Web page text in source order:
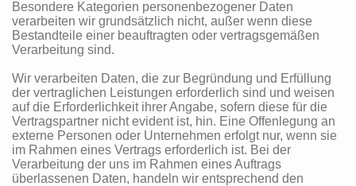
Besondere Kategorien personenbezogener Daten
verarbeiten wir grundsätzlich nicht, außer wenn diese
Bestandteile einer beauftragten oder vertragsgemäßen
Verarbeitung sind.
Wir verarbeiten Daten, die zur Begründung und Erfüllung
der vertraglichen Leistungen erforderlich sind und weisen
auf die Erforderlichkeit ihrer Angabe, sofern diese für die
Vertragspartner nicht evident ist, hin. Eine Offenlegung an
externe Personen oder Unternehmen erfolgt nur, wenn sie
im Rahmen eines Vertrags erforderlich ist. Bei der
Verarbeitung der uns im Rahmen eines Auftrags
überlassenen Daten, handeln wir entsprechend den